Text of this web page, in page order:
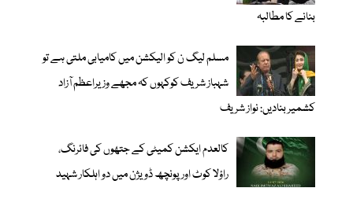
بنانے کا مطالبہ
مسلم لیگ ن کو الیکشن میں کامیابی ملتی ہے تو
شہباز شریف کوکہوں کہ مجھے وزیراعظم آزاد
کشمیر بنادیں: نواز شریف
کالعدم ایکشن کمیٹی کے جتھوں کی فائرنگ،
راؤلا کوٹ اور پونچھ ڈویژن میں دو اہلکار شہید